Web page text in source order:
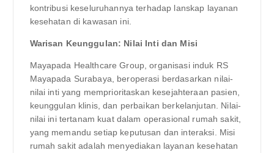
kontribusi keseluruhannya terhadap lanskap layanan
kesehatan di kawasan ini.
Warisan Keunggulan: Nilai Inti dan Misi
Mayapada Healthcare Group, organisasi induk RS
Mayapada Surabaya, beroperasi berdasarkan nilai-
nilai inti yang memprioritaskan kesejahteraan pasien,
keunggulan klinis, dan perbaikan berkelanjutan. Nilai-
nilai ini tertanam kuat dalam operasional rumah sakit,
yang memandu setiap keputusan dan interaksi. Misi
rumah sakit adalah menyediakan layanan kesehatan